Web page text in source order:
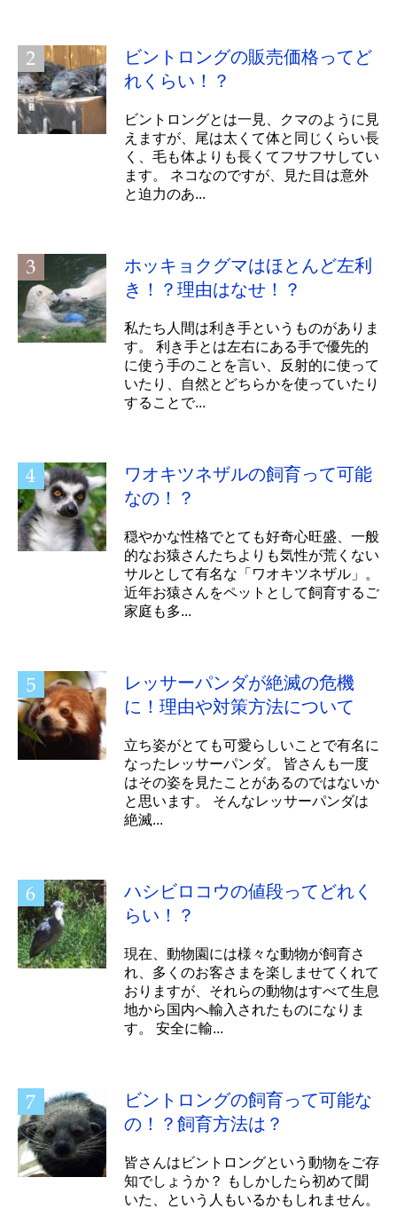
ビントロングの販売価格ってど
れくらい！？
ビントロングとは一見、クマのように見
えますが、尾は太くて体と同じくらい長
く、毛も体よりも長くてフサフサしてい
ます。 ネコなのですが、見た目は意外
と迫力のあ...
ホッキョクグマはほとんど左利
き！？理由はなせ！？
私たち人間は利き手というものがありま
す。 利き手とは左右にある手で優先的
に使う手のことを言い、反射的に使って
いたり、自然とどちらかを使っていたり
することで...
ワオキツネザルの飼育って可能
なの！？
穏やかな性格でとても好奇心旺盛、一般
的なお猿さんたちよりも気性が荒くない
サルとして有名な「ワオキツネザル」。
近年お猿さんをペットとして飼育するご
家庭も多...
レッサーパンダが絶滅の危機
に！理由や対策方法について
立ち姿がとても可愛らしいことで有名に
なったレッサーパンダ。 皆さんも一度
はその姿を見たことがあるのではないか
と思います。 そんなレッサーパンダは
絶滅...
ハシビロコウの値段ってどれく
らい！？
現在、動物園には様々な動物が飼育さ
れ、多くのお客さまを楽しませてくれて
おりますが、それらの動物はすべて生息
地から国内へ輸入されたものになりま
す。 安全に輸...
ビントロングの飼育って可能な
の！？飼育方法は？
皆さんはビントロングという動物をご存
知でしょうか？ もしかしたら初めて聞
いた、という人もいるかもしれません。